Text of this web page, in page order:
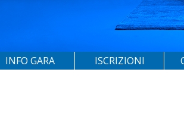
INFO GARA ISCRIZIONI